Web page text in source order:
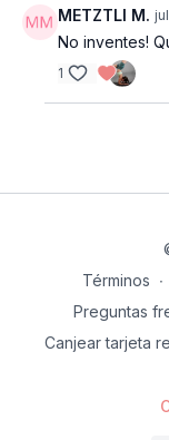
METZTLI M.
No inventes!
1
Términos ∙
Preguntas
Canjear tarjeta